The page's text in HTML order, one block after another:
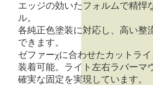
エッジの効いたフォルムで精悍
ル。
各純正色塗装に対応し、高い整
できます。
ゼファーχに合わせたカットラ
装着可能。ライト左右ラバーマ
確実な固定を実現しています。